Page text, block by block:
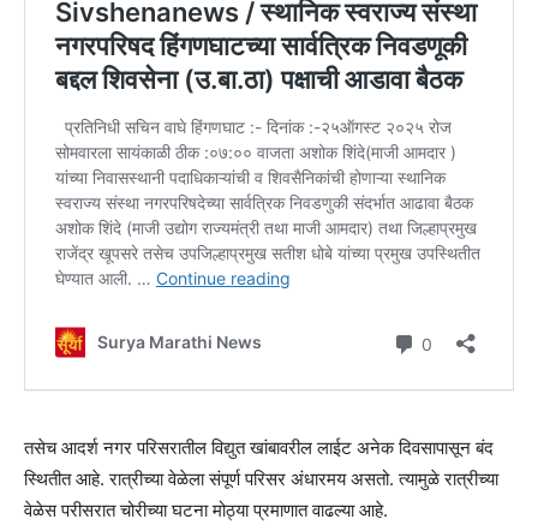
तसेच आदर्श नगर परिसरातील विद्युत खांबावरील लाईट अनेक दिवसापासून बंद
स्थितीत आहे. रात्रीच्या वेळेला संपूर्ण परिसर अंधारमय असतो. त्यामुळे रात्रीच्या
वेळेस परीसरात चोरीच्या घटना मोठ्या प्रमाणात वाढल्या आहे.